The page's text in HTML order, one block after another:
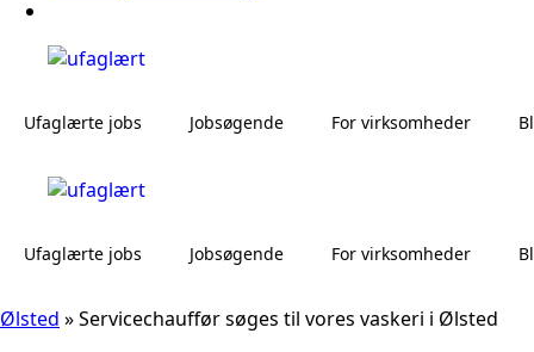
Ufaglærte jobs Jobsøgende For virksomheder
Ufaglærte jobs Jobsøgende For virksomheder
Ølsted »Servicechauffør søges til vores vaskeri i Ølsted